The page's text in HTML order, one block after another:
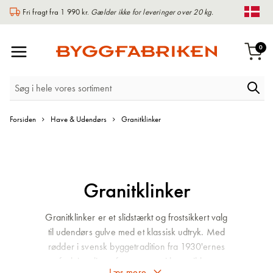
Fri fragt fra 1 990 kr. Gælder ikke for leveringer over 20 kg.
0
Forsiden Have & Udendørs Granitklinker
Granitklinker
Granitklinker er et slidstærkt og frostsikkert valg
til udendørs gulve med et klassisk udtryk. Med
rødder i svensk byggetradition fra 1930'ernes
funktionalisme forener granitkeramikken